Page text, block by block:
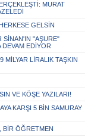
MURAT
GELSİN
SİNAN'IN "AŞURE"
DEVAM EDİYOR
MİLYAR LİRALIK TAŞKIN
VE KÖŞE YAZILARI!
KARŞI 5 BİN SAMURAY
BİR ÖĞRETMEN